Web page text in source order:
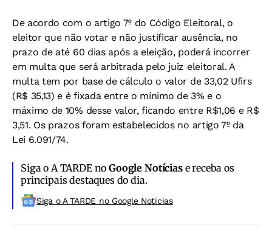
De acordo com o artigo 7º do Código Eleitoral, o
eleitor que não votar e não justificar ausência, no
prazo de até 60 dias após a eleição, poderá incorrer
em multa que será arbitrada pelo juiz eleitoral. A
multa tem por base de cálculo o valor de 33,02 Ufirs
(R$ 35,13) e é fixada entre o mínimo de 3% e o
máximo de 10% desse valor, ficando entre R$1,06 e R$
3,51. Os prazos foram estabelecidos no artigo 7º da
Lei 6.091/74.
Siga o A TARDE noGoogle Notíciase receba os
principais destaques do dia.
Siga o A TARDE no Google Noticias